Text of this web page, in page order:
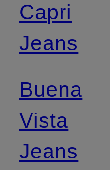
Capri
Jeans
Buena
Vista
Jeans